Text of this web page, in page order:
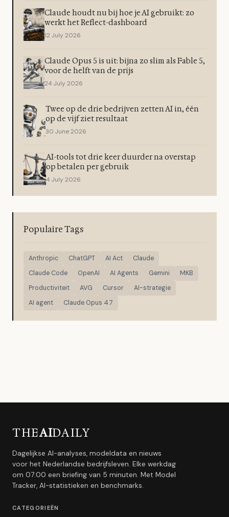
Claude houdt nu bij hoe je AI gebruikt: zo
werkt het Reflect-dashboard
12 July 2026
Claude Opus 5 is uit: bijna zo slim als Fable 5,
voor de helft van de prijs
24 July 2026
Twee op de drie bedrijven zetten AI in, één
op de vijf ziet resultaat
30 June 2026
AI-tools tot drie keer duurder na overstap
op betalen per gebruik
4 July 2026
Populaire Tags
Anthropic ChatGPT AI Act
Claude
Claude Code
OpenAI AI Agents Gemini
MKB
Productiviteit
AVG Cursor
AI-strategie
AI agent
Claude Opus 4.7
THEAIDAILY
Dagelijkse AI-analyses, modeldata en nieuws
voor het Nederlandse bedrijfsleven. Elke werkdag
om 07:00 een briefing van 5 minuten. Met Model
Tracker, AI-statistieken en benchmarks.
CATEGORIEËN